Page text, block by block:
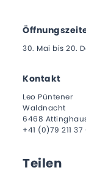
30. Mai bis 20.
Kontakt
Leo Püntener
Waldnacht
6468
+41 (0)79 211 37
Teilen